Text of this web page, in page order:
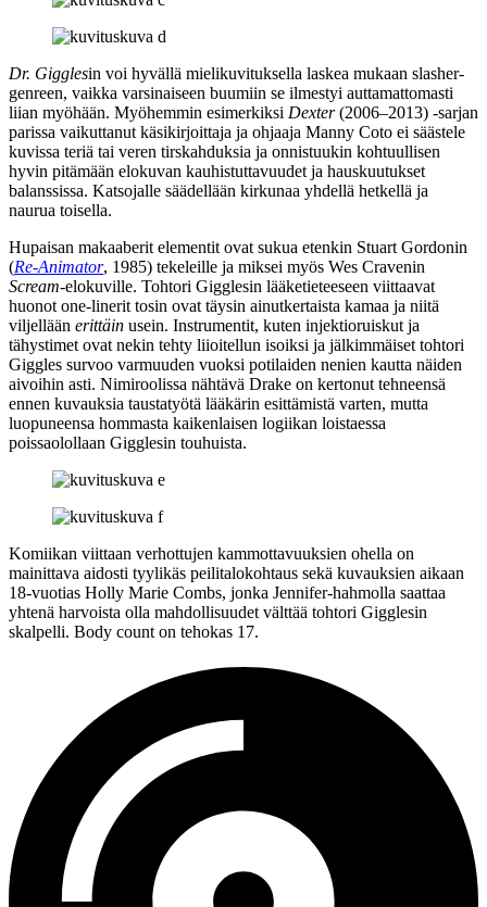
Dr. Gigglesin voi hyvällä mielikuvituksella laskea mukaan slasher-
genreen, vaikka varsinaiseen buumiin se ilmestyi auttamattomasti
liian myöhään. Myöhemmin esimerkiksi Dexter(2006–2013) ‑sarjan
parissa vaikuttanut käsikirjoittaja ja ohjaaja Manny Coto ei säästele
kuvissa teriä tai veren tirskahduksia ja onnistuukin kohtuullisen
hyvin pitämään elokuvan kauhistuttavuudet ja hauskuutukset
balanssissa. Katsojalle säädellään kirkunaa yhdellä hetkellä ja
naurua toisella.
Hupaisan makaaberit elementit ovat sukua etenkin Stuart Gordonin
(Re‑Animator, 1985) tekeleille ja miksei myös Wes Cravenin
Scream-elokuville. Tohtori Gigglesin lääketieteeseen viittaavat
huonot one‑linerit tosin ovat täysin ainutkertaista kamaa ja niitä
viljellään erittäin usein. Instrumentit, kuten injektioruiskut ja
tähystimet ovat nekin tehty liioitellun isoiksi ja jälkimmäiset tohtori
Giggles survoo varmuuden vuoksi potilaiden nenien kautta näiden
aivoihin asti. Nimiroolissa nähtävä Drake on kertonut tehneensä
ennen kuvauksia taustatyötä lääkärin esittämistä varten, mutta
luopuneensa hommasta kaikenlaisen logiikan loistaessa
poissaolollaan Gigglesin touhuista.
Komiikan viittaan verhottujen kammottavuuksien ohella on
mainittava aidosti tyylikäs peilitalokohtaus sekä kuvauksien aikaan
18‑vuotias Holly Marie Combs, jonka Jennifer-hahmolla saattaa
yhtenä harvoista olla mahdollisuudet välttää tohtori Gigglesin
skalpelli. Body count on tehokas 17.